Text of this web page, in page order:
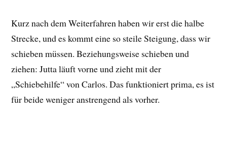
Kurz nach dem Weiterfahren haben wir erst die halbe
Strecke, und es kommt eine so steile Steigung, dass wir
schieben müssen. Beziehungsweise schieben und
ziehen: Jutta läuft vorne und zieht mit der
„Schiebehilfe“ von Carlos. Das funktioniert prima, es ist
für beide weniger anstrengend als vorher.